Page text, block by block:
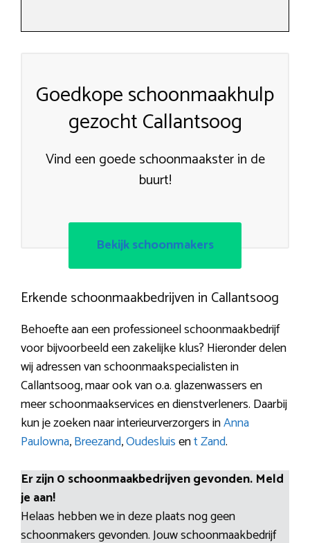
Goedkope schoonmaakhulp
gezocht Callantsoog
Vind een goede schoonmaakster in de
buurt!
Bekijk schoonmakers
Erkende schoonmaakbedrijven in Callantsoog
Behoefte aan een professioneel schoonmaakbedrijf
voor bijvoorbeeld een zakelijke klus? Hieronder delen
wij adressen van schoonmaakspecialisten in
Callantsoog, maar ook van o.a. glazenwassers en
meer schoonmaakservices en dienstverleners. Daarbij
kun je zoeken naar interieurverzorgers inAnna
Paulowna,Breezand,Oudesluisent Zand.
Er zijn 0 schoonmaakbedrijven gevonden. Meld
je aan!
Helaas hebben we in deze plaats nog geen
schoonmakers gevonden. Jouw schoonmaakbedrijf